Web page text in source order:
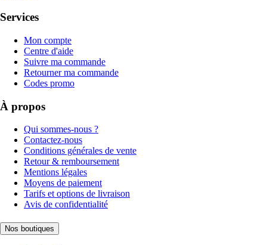
Services
Mon compte
Centre d'aide
Suivre ma commande
Retourner ma commande
Codes promo
À propos
Qui sommes-nous ?
Contactez-nous
Conditions générales de vente
Retour & remboursement
Mentions légales
Moyens de paiement
Tarifs et options de livraison
Avis de confidentialité
Nos boutiques